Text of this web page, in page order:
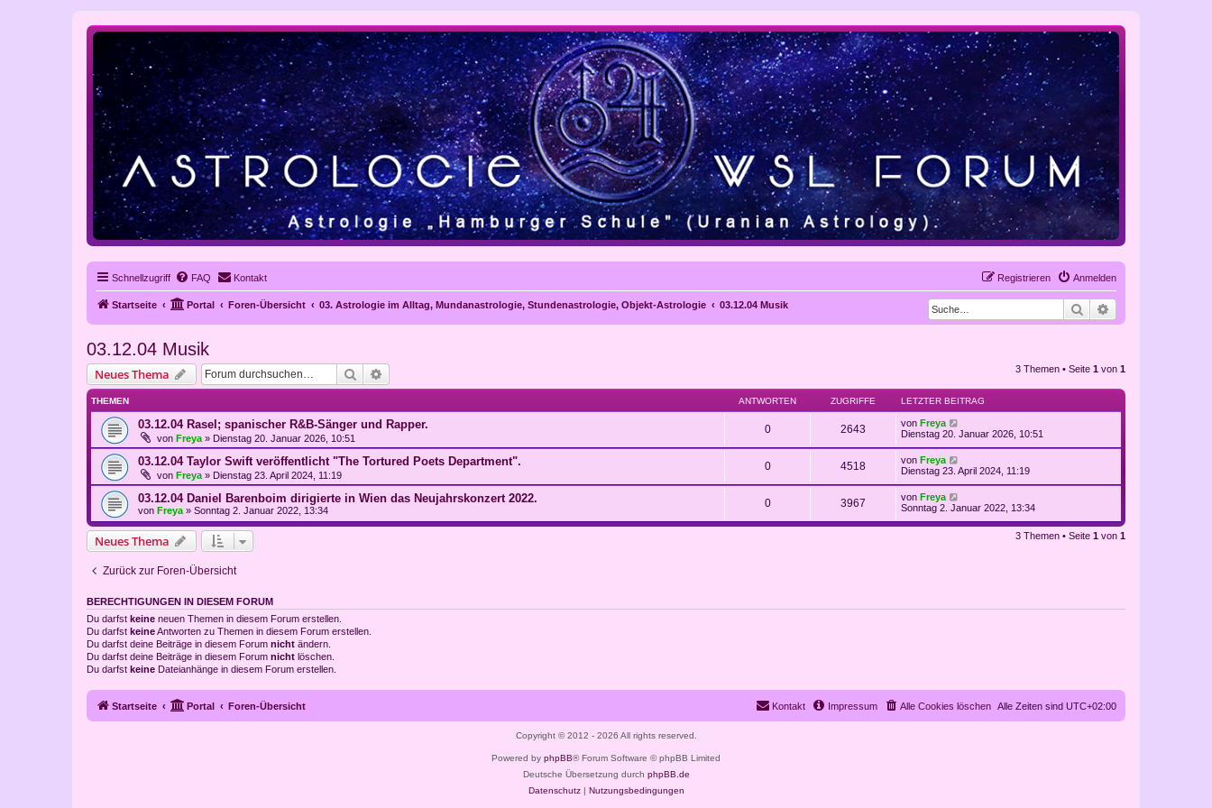
Schnellzugriff FAQ Kontakt Anmelden
Registrieren
Startseite Portal Foren-Übersicht 03. Astrologie im Alltag, Mundanastrologie, Stundenastrologie, Objekt-Astrologie 03.12.04 Musik Suche
03.12.04 Musik
Neues Thema Suche 3 Themen • Seite 1 von 1
THEMEN ANTWORTEN ZUGRIFFE LETZTER BEITRAG
03.12.04 Rasel; spanischer R&B-Sänger und Rapper.
von Freya » Dienstag 20. Januar 2026, 10:51
0 2643 von Freya
Dienstag 20. Januar 2026, 10:51
03.12.04 Taylor Swift veröffentlicht "The Tortured Poets Department".
von Freya » Dienstag 23. April 2024, 11:19
0 4518 von Freya
Dienstag 23. April 2024, 11:19
03.12.04 Daniel Barenboim dirigierte in Wien das Neujahrskonzert 2022.
von Freya » Sonntag 2. Januar 2022, 13:34
0 3967 von Freya
Sonntag 2. Januar 2022, 13:34
Neues Thema 3 Themen • Seite 1 von 1
Zurück zur Foren-Übersicht
BERECHTIGUNGEN IN DIESEM FORUM
Du darfst keine neuen Themen in diesem Forum erstellen.
Du darfst keineAntworten zu Themen in diesem Forum erstellen.
Du darfst deine Beiträge in diesem Forum nicht ändern.
Du darfst deine Beiträge in diesem Forum nicht löschen.
Du darfst keine Dateianhänge in diesem Forum erstellen.
Startseite Portal Foren-Übersicht Alle Zeiten sind UTC+02:00
Alle Cookies löschen
Impressum
Kontakt
Copyright © 2012 - 2026 All rights reserved.
Powered by phpBB® Forum Software © phpBB Limited
Deutsche Übersetzung durch phpBB.de
Datenschutz| Nutzungsbedingungen